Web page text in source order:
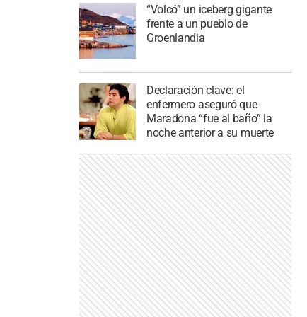
“Volcó” un iceberg gigante
frente a un pueblo de
Groenlandia
Declaración clave: el
enfermero aseguró que
Maradona “fue al baño” la
noche anterior a su muerte